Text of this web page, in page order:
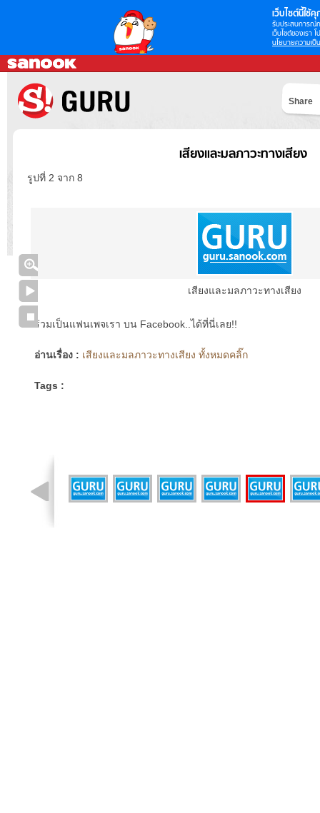
เว็บไซต์นี้ใช้คุ
รับประสบการณ์
เว็บไซต์ของเรา
นโยบายความเป็
Share
เสียงและมลภาวะทางเสียง
รูปที่ 2 จาก 8
เสียงและมลภาวะทางเสียง
ร่วมเป็นแฟนเพจเรา บน Facebook..ได้ที่นี่เลย!!
อ่านเรื่อง : เสียงและมลภาวะทางเสียง ทั้งหมดคลิ๊ก
Tags :